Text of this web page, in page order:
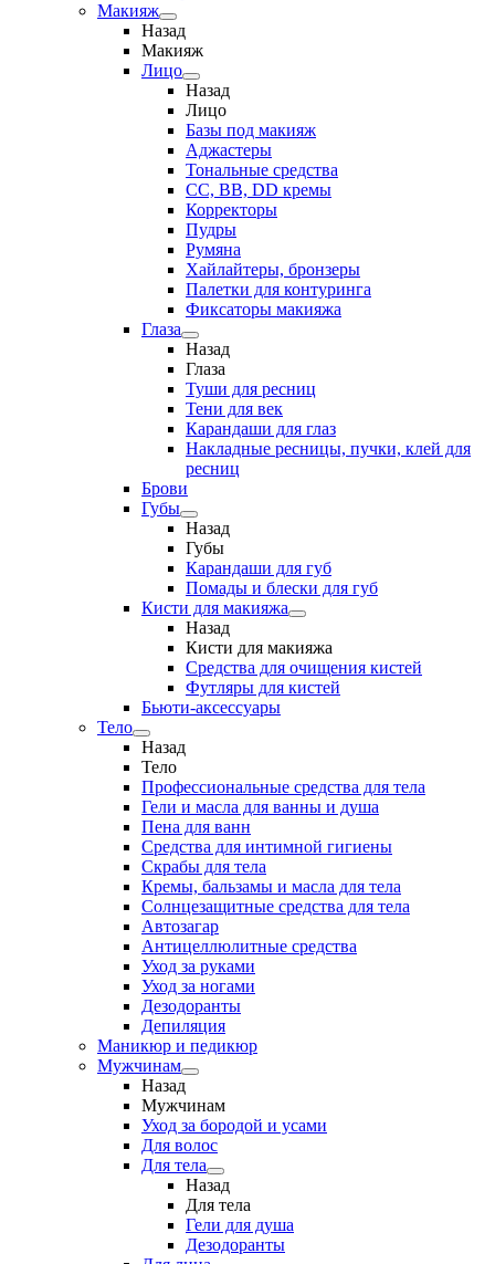
Макияж
Назад
Макияж
Лицо
Назад
Лицо
Базы под макияж
Аджастеры
Тональные средства
CC, BB, DD кремы
Корректоры
Пудры
Румяна
Хайлайтеры, бронзеры
Палетки для контуринга
Фиксаторы макияжа
Глаза
Назад
Глаза
Туши для ресниц
Тени для век
Карандаши для глаз
Накладные ресницы, пучки, клей для
ресниц
Брови
Губы
Назад
Губы
Карандаши для губ
Помады и блески для губ
Кисти для макияжа
Назад
Кисти для макияжа
Средства для очищения кистей
Футляры для кистей
Бьюти-аксессуары
Тело
Назад
Тело
Профессиональные средства для тела
Гели и масла для ванны и душа
Пена для ванн
Средства для интимной гигиены
Скрабы для тела
Кремы, бальзамы и масла для тела
Солнцезащитные средства для тела
Автозагар
Антицеллюлитные средства
Уход за руками
Уход за ногами
Дезодоранты
Депиляция
Маникюр и педикюр
Мужчинам
Назад
Мужчинам
Уход за бородой и усами
Для волос
Для тела
Назад
Для тела
Гели для душа
Дезодоранты